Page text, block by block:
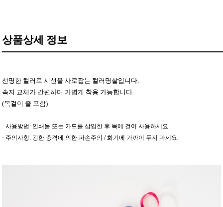
상품상세 정보
선명한 컬러로 시선을 사로잡는 컬러명찰입니다.
속지 교체가 간편하며 가볍게 착용 가능합니다.
(목걸이 줄 포함)
· 사용방법: 인쇄물 또는 카드를 삽입한 후 목에 걸어 사용하세요.
· 주의사항: 강한 충격에 의한 파손주의 / 화기에 가까이 두지 마세요.